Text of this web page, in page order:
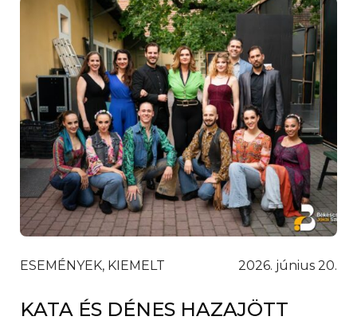
ESEMÉNYEK, KIEMELT 2026. június 20.
KATA ÉS DÉNES HAZAJÖTT